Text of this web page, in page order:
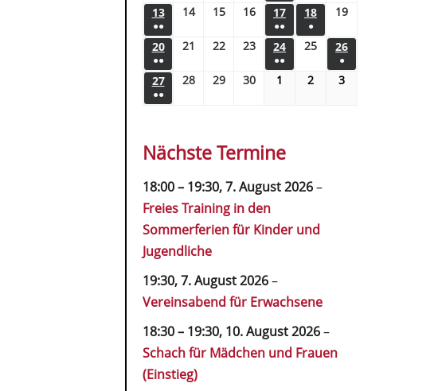
13
●●
14 15 16 17
●●
18
●
19
20
●●
21 22 23 24
●●
25 26
●
27
●●
28 29 30 1 2 3
Nächste Termine
18:00– 19:30,7. August 2026–
Freies Training in den
Sommerferien für Kinder und
Jugendliche
19:30,7. August 2026–
Vereinsabend für Erwachsene
18:30– 19:30, 10. August 2026–
Schach für Mädchen und Frauen
(Einstieg)